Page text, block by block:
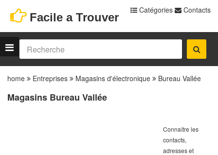
Facile a Trouver
Catégories Contacts
home Entreprises Magasins d'électronique Bureau Vallée
Magasins Bureau Vallée
Connaître les
contacts,
adresses et